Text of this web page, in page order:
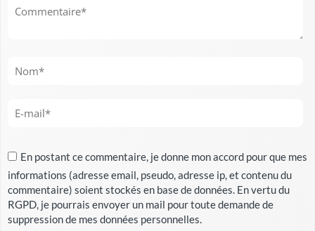
En postant ce commentaire, je donne mon accord pour que mes
informations (adresse email, pseudo, adresse ip, et contenu du
commentaire) soient stockés en base de données. En vertu du
RGPD, je pourrais envoyer un mail pour toute demande de
suppression de mes données personnelles.